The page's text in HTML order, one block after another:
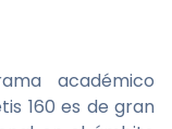
académico
160 es de gran